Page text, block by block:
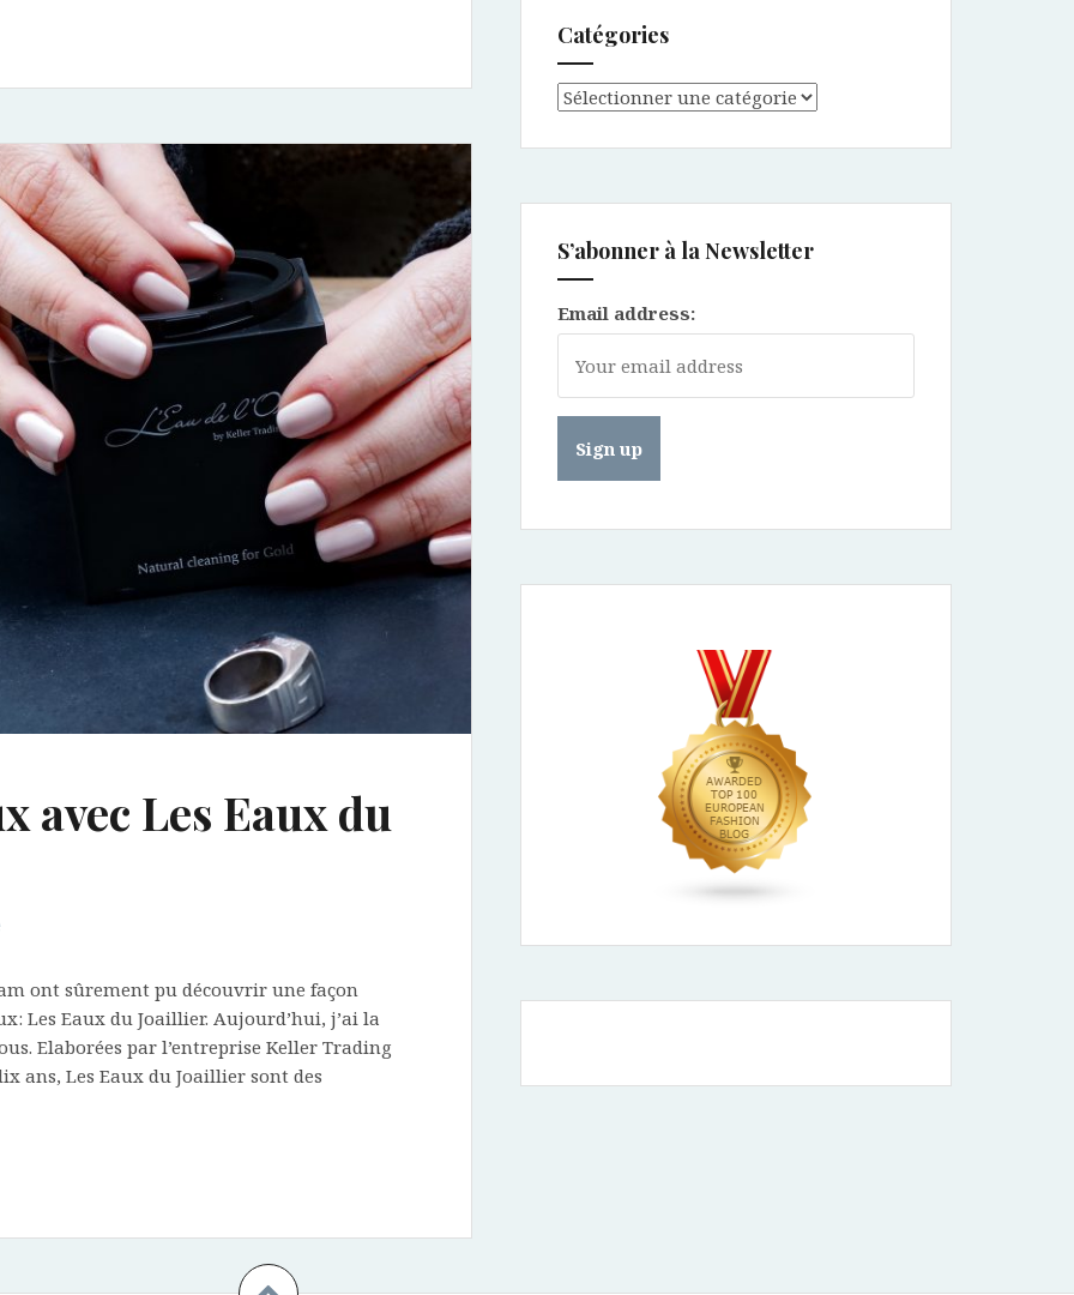
avec Les Eaux du
ont sûrement pu découvrir une façon
Les Eaux du Joaillier. Aujourd’hui, j’ai la
Elaborées par l’entreprise Keller Trading
ans, Les Eaux du Joaillier sont des
Catégories
Catégories
S’abonner à la Newsletter
Email address: